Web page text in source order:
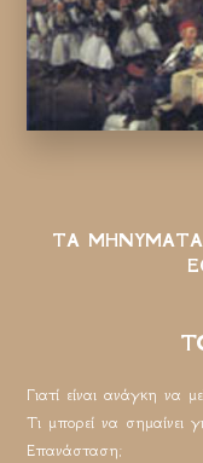
ΤΑ ΜΗΝΥΜΑΤΑ
Γιατί είναι ανάγκη να
Τι μπορεί να σημαίνει
Επανάσταση;